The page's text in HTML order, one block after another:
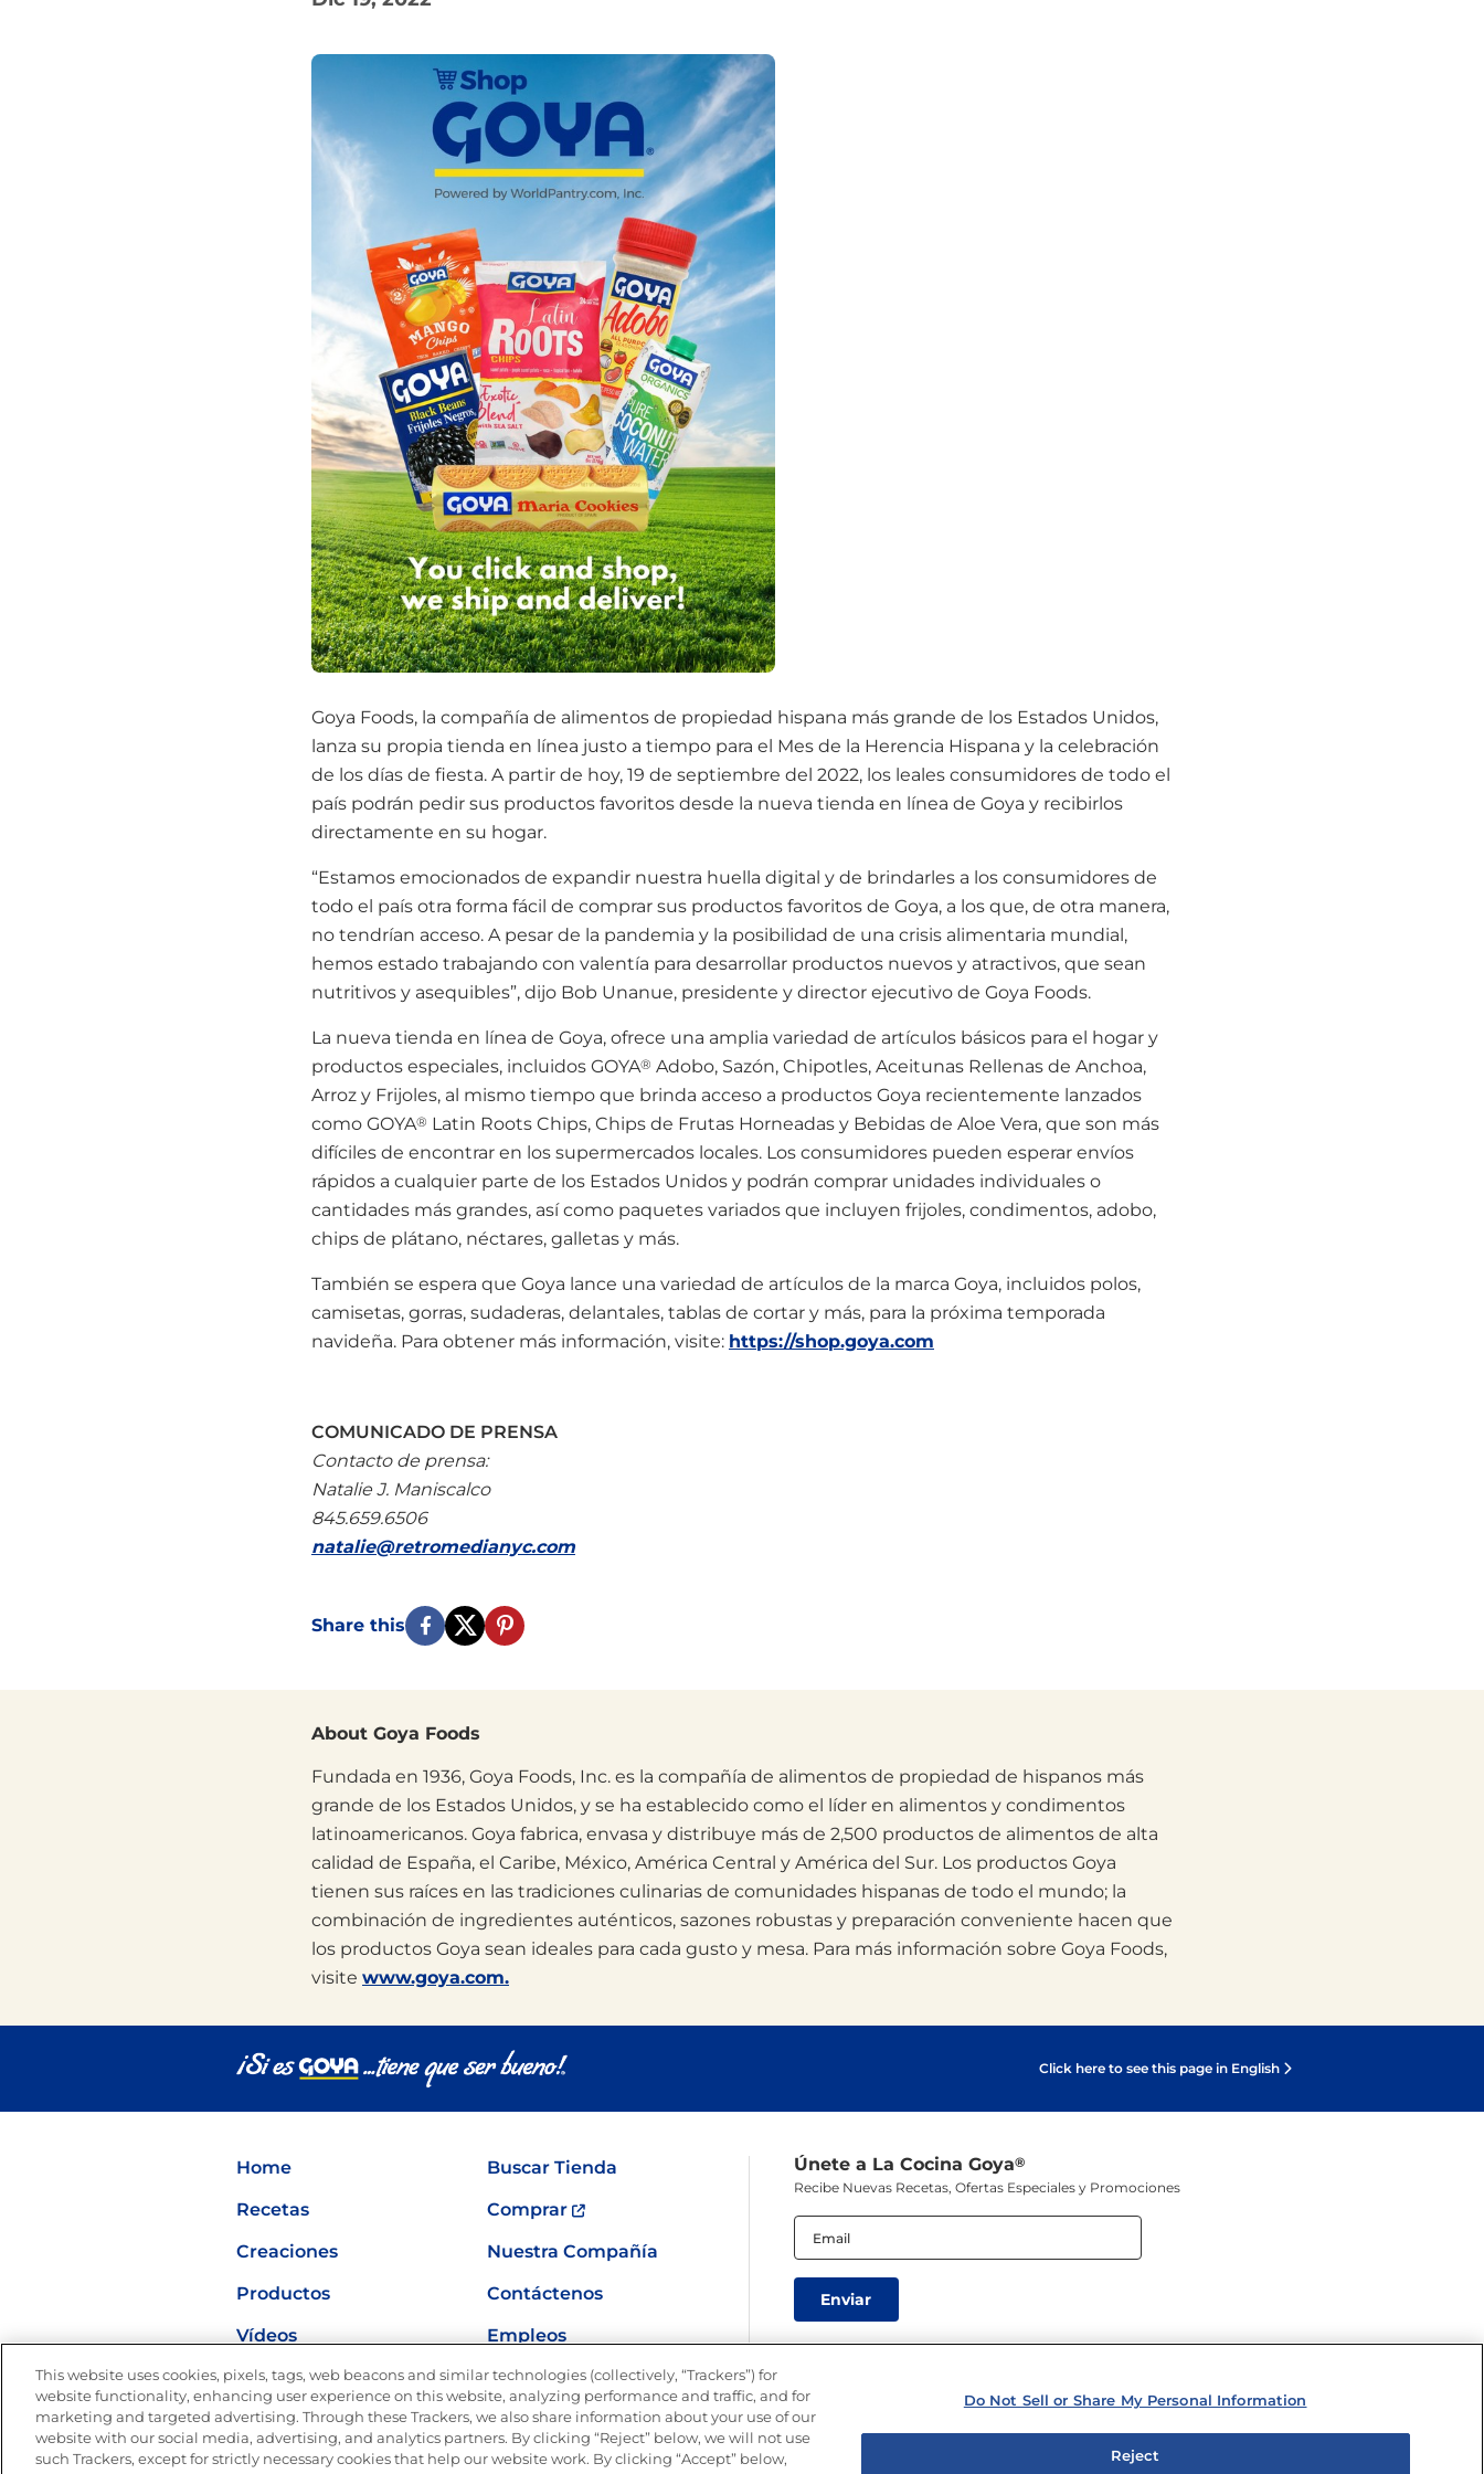
Camarón
Goya Foods, la compañía de alimentos de propiedad hispana más grande de los Estados Unidos,
lanza su propia tienda en línea justo a tiempo para el Mes de la Herencia Hispana y la celebración
de los días de fiesta. A partir de hoy, 19 de septiembre del 2022, los leales consumidores de todo el
país podrán pedir sus productos favoritos desde la nueva tienda en línea de Goya y recibirlos
directamente en su hogar.
“Estamos emocionados de expandir nuestra huella digital y de brindarles a los consumidores de
todo el país otra forma fácil de comprar sus productos favoritos de Goya, a los que, de otra manera,
no tendrían acceso. A pesar de la pandemia y la posibilidad de una crisis alimentaria mundial,
hemos estado trabajando con valentía para desarrollar productos nuevos y atractivos, que sean
nutritivos y asequibles”, dijo Bob Unanue, presidente y director ejecutivo de Goya Foods.
La nueva tienda en línea de Goya, ofrece una amplia variedad de artículos básicos para el hogar y
productos especiales, incluidos GOYA® Adobo, Sazón, Chipotles, Aceitunas Rellenas de Anchoa,
Arroz y Frijoles, al mismo tiempo que brinda acceso a productos Goya recientemente lanzados
como GOYA® Latin Roots Chips, Chips de Frutas Horneadas y Bebidas de Aloe Vera, que son más
difíciles de encontrar en los supermercados locales. Los consumidores pueden esperar envíos
rápidos a cualquier parte de los Estados Unidos y podrán comprar unidades individuales o
cantidades más grandes, así como paquetes variados que incluyen frijoles, condimentos, adobo,
chips de plátano, néctares, galletas y más.
También se espera que Goya lance una variedad de artículos de la marca Goya, incluidos polos,
camisetas, gorras, sudaderas, delantales, tablas de cortar y más, para la próxima temporada
navideña. Para obtener más información, visite: https://shop.goya.com
COMUNICADO DE PRENSA
Contacto de prensa:
Natalie J. Maniscalco
845.659.6506
natalie@retromedianyc.com
Share this
About Goya Foods
Fundada en 1936, Goya Foods, Inc. es la compañía de alimentos de propiedad de hispanos más
grande de los Estados Unidos, y se ha establecido como el líder en alimentos y condimentos
latinoamericanos. Goya fabrica, envasa y distribuye más de 2,500 productos de alimentos de alta
calidad de España, el Caribe, México, América Central y América del Sur. Los productos Goya
tienen sus raíces en las tradiciones culinarias de comunidades hispanas de todo el mundo; la
combinación de ingredientes auténticos, sazones robustas y preparación conveniente hacen que
los productos Goya sean ideales para cada gusto y mesa. Para más información sobre Goya Foods,
visite www.goya.com.
Click here to see this page in English
Home
Buscar Tienda
Recetas
Comprar
Creaciones
Nuestra Compañía
Productos
Contáctenos
Vídeos
Empleos
Nutrición
Únete a La Cocina Goya®
Recibe Nuevas Recetas, Ofertas Especiales y Promociones
Email (Obligatorio)
This website uses cookies, pixels, tags, web beacons and similar technologies (collectively, “Trackers”) for
website functionality, enhancing user experience on this website, analyzing performance and traffic, and for
marketing and targeted advertising. Through these Trackers, we also share information about your use of our
website with our social media, advertising, and analytics partners. By clicking “Reject” below, we will not use
such Trackers, except for strictly necessary cookies that help our website work. By clicking “Accept” below,
Do Not Sell or Share My Personal Information
Reject